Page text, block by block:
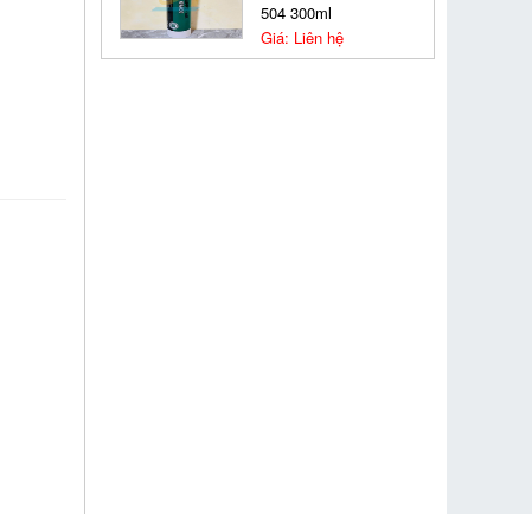
504 300ml
Giá: Liên hệ